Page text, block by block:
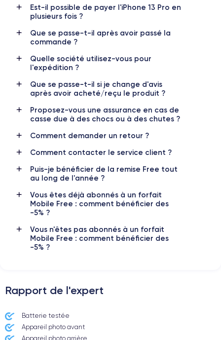
12 Mpx 12 Mpx
Résolution vidéo
4K - 3840 x 2160 px Oui, 20W
Batterie
3125 mAh
Type de SIM
Nano-SIM + eSIM
Réseau mobile Débloqué
vous pouvez consulter lafiche technique de l'iPhone 13 Pro.
Est-il possible de payer l'iPhone 13 Pro en
plusieurs fois ?
Que se passe-t-il après avoir passé la
commande ?
Quelle société utilisez-vous pour
l'expédition ?
Que se passe-t-il si je change d'avis
après avoir acheté/reçu le produit ?
Proposez-vous une assurance en cas de
casse due à des chocs ou à des chutes ?
Comment demander un retour ?
Comment contacter le service client ?
Puis-je bénéficier de la remise Free tout
au long de l'année ?
Vous êtes déjà abonnés à un forfait
Mobile Free : comment bénéficier des
-5% ?
Vous n'êtes pas abonnés à un forfait
Mobile Free : comment bénéficier des
-5% ?
Rapport de l'expert
Batterie testée
Appareil photo avant
Appareil photo arrière ​